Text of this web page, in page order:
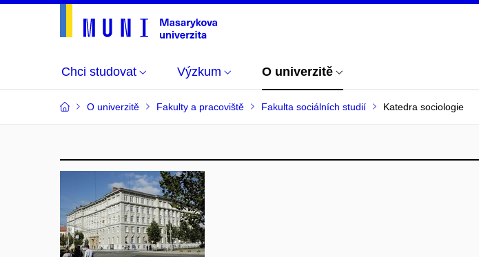
Chci studovat Výzkum O univerzitě
O univerzitě Fakulty a pracoviště Fakulta sociálních studií Katedra sociologie